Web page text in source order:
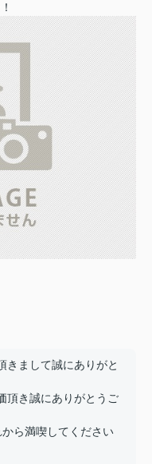
きまして誠にありがと
頂き誠にありがとうご
ら満喫してください